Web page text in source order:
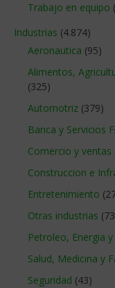
Trabajo en equipo
Industrias (4.874)
Aeronautica (95)
Alimentos,
(325)
Automotriz (379)
Banca y Servicios
Comercio y ventas
Construccion e
Entretenimiento
Otras industrias
Petroleo, Energia
Salud, Medicina y
Seguridad (43)